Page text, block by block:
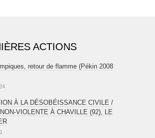
ACTIONS
retour de flamme (Pékin 2008
À LA DÉSOBÉISSANCE CIVILE /
VIOLENTE À CHAVILLE (92), LE